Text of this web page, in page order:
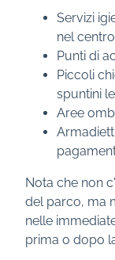
Servizi
nel
Punti di
Piccoli
spuntini
Aree
Nota che non
del parco, ma
nelle
prima o dopo